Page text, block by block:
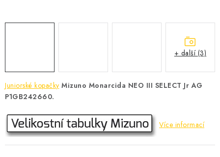
NOVINKY
NOVINKY MIZUNO
Juniorské kopačky Mizuno Monarcida NEO III SELECT Jr AG
P1GB242660.
Více informací
+ další (3)